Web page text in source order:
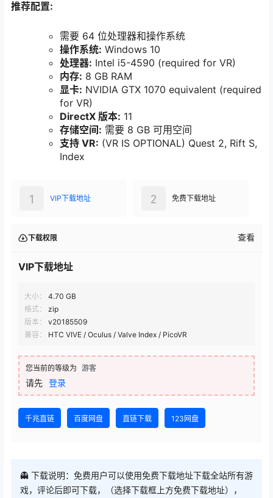
推荐配置:
需要 64 位处理器和操作系统
操作系统: Windows 10
处理器: Intel i5-4590 (required for VR)
内存: 8 GB RAM
显卡: NVIDIA GTX 1070 equivalent (required
for VR)
DirectX 版本: 11
存储空间: 需要 8 GB 可用空间
支持 VR: (VR IS OPTIONAL) Quest 2, Rift S,
Index
VIP下载地址
1 免费下载地址
2
下载权限 查看
VIP下载地址
大小：
4.70 GB
格式：
zip
版本：
v20185509
兼容：
HTC VIVE / Oculus / Valve Index / PicoVR
您当前的等级为 游客
请先 登录
千兆直链 百度网盘 直链下载 123网盘
👻 下载说明：免费用户可以使用免费下载地址下载全站所有游
戏，评论后即可下载，（选择下载框上方免费下载地址），